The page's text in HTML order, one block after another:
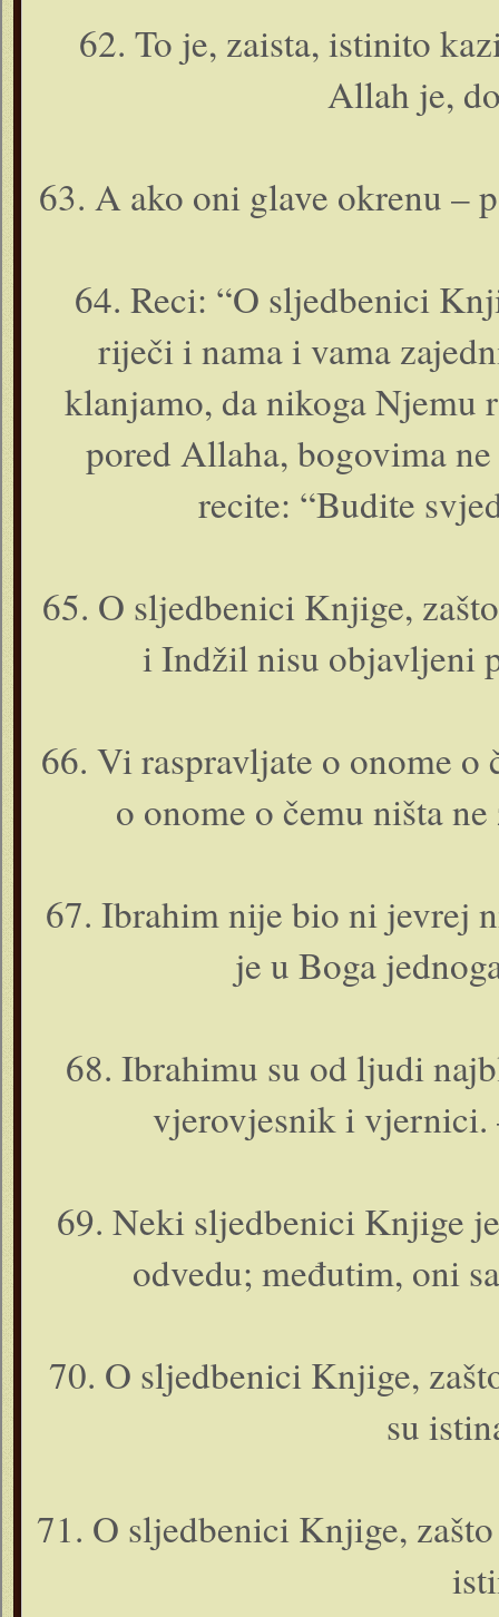
62. To je, zaista, istinito
Allah je,
63. A ako o­ni glave okrenu –
64. Reci: “O sljedbenici
riječi i nama i vama
klanjamo, da nikoga Njemu
pored Allaha, bogovima
recite: “Budite
65. O sljedbenici Knjige,
i Indžil nisu objavljeni
66. Vi raspravljate o o­nome o
o o­nome o čemu ništa
67. Ibrahim nije bio ni jevrej
je u Boga
68. Ibrahimu su od ljudi
vjerovjesnik i
69. Neki sljedbenici Knjige
odvedu; međutim, o­ni
70. O sljedbenici Knjige,
su
71. O sljedbenici Knjige,